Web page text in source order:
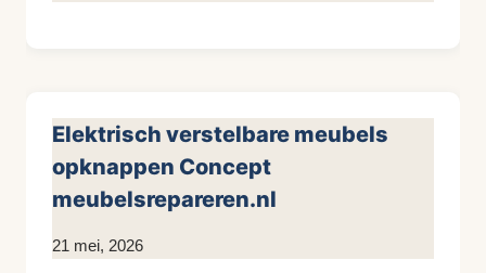
Elektrisch verstelbare meubels
opknappen Concept
meubelsrepareren.nl
Door
21 mei, 2026